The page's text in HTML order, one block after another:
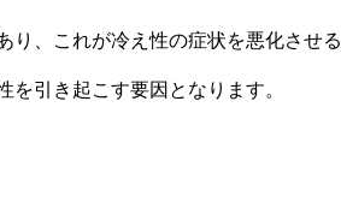
り、これが冷え性の症状を悪化させる
引き起こす要因となります。